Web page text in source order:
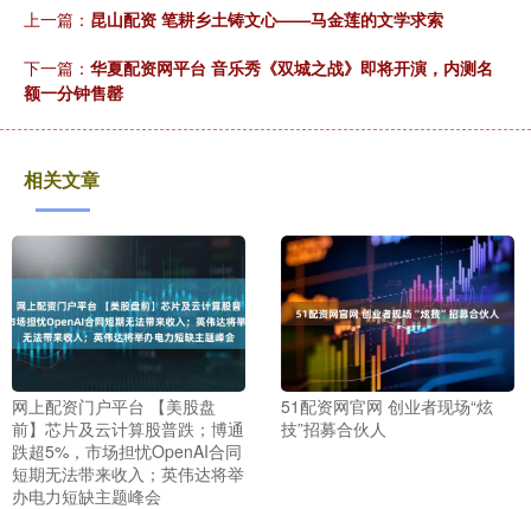
上一篇： 昆山配资 笔耕乡土铸文心——马金莲的文学求索
下一篇： 华夏配资网平台 音乐秀《双城之战》即将开演，内测名
额一分钟售罄
相关文章
网上配资门户平台 【美股盘
前】芯片及云计算股普跌；博通
跌超5%，市场担忧OpenAI合同
短期无法带来收入；英伟达将举
办电力短缺主题峰会
51配资网官网 创业者现场“炫
技”招募合伙人